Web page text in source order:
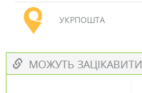
УКРПОШТА
МОЖУТЬ ЗАЦІКАВИТИ